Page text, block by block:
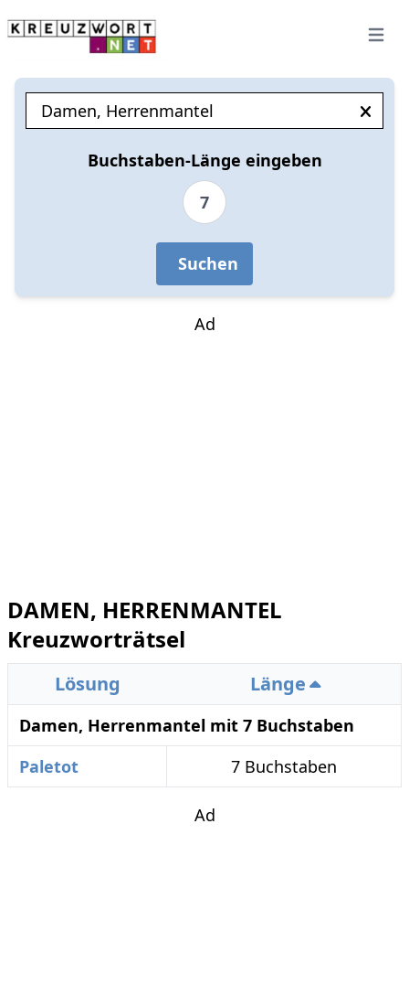
Open
Buchstaben-Länge eingeben
7
Suchen
Ad
DAMEN, HERRENMANTEL
Kreuzworträtsel
Lösung Länge
Damen, Herrenmantel mit 7 Buchstaben
Paletot
7 Buchstaben
Ad